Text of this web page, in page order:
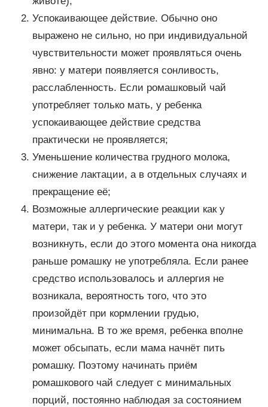
Успокаивающее действие. Обычно оно
выражено не сильно, но при индивидуальной
чувствительности может проявляться очень
явно: у матери появляется сонливость,
расслабленность. Если ромашковый чай
употребляет только мать, у ребенка
успокаивающее действие средства
практически не проявляется;
Уменьшение количества грудного молока,
снижение лактации, а в отдельных случаях и
прекращение её;
Возможные аллергические реакции как у
матери, так и у ребенка. У матери они могут
возникнуть, если до этого момента она никогда
раньше ромашку не употребляла. Если ранее
средство использовалось и аллергия не
возникала, вероятность того, что это
произойдёт при кормлении грудью,
минимальна. В то же время, ребенка вполне
может обсыпать, если мама начнёт пить
ромашку. Поэтому начинать приём
ромашкового чай следует с минимальных
порций, постоянно наблюдая за состоянием